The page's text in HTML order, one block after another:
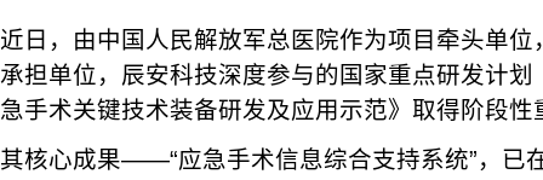
近日，由中国人民解放军总医院作为项目牵头单
承担单位，辰安科技深度参与的国家重点研发计
急手术关键技术装备研发及应用示范》取得阶段性
其核心成果——“应急手术信息综合支持系统”，已